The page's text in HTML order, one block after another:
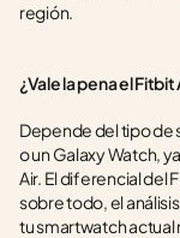
región.
¿Vale la pena el
Depende del tipo de
o un Galaxy Watch,
Air. El diferencial del
sobre todo, el
tu smartwatch actual